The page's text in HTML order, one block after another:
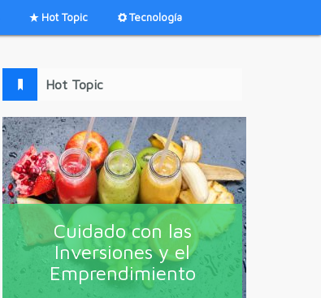
Hot Topic Tecnología
Hot Topic
Cuidado con las
Inversiones y el
Emprendimiento